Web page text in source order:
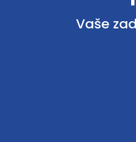
Vaše